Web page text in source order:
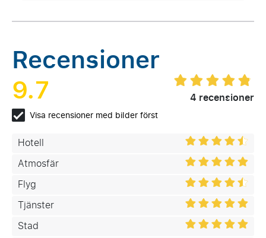
Recensioner
9.7 4 recensioner
Visa recensioner med bilder först
Hotell
Atmosfär
Flyg
Tjänster
Stad